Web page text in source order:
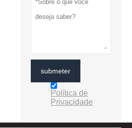
submeter
Política de
Privacidade